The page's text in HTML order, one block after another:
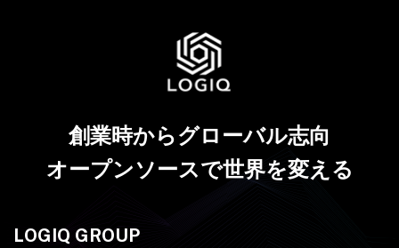
創業時からグローバル志向
オープンソースで世界を変える
LOGIQ GROUP